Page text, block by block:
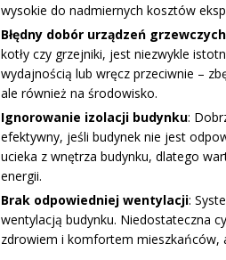
wysokie do nadmiernych kosztów
Błędny dobór urządzeń grzewczych
kotły czy grzejniki, jest niezwykle
wydajnością lub wręcz przeciwnie –
ale również na środowisko.
Ignorowanie izolacji budynku:
efektywny, jeśli budynek nie jest
ucieka z wnętrza budynku, dlatego
energii.
Brak odpowiedniej wentylacji:
wentylacją budynku. Niedostateczna
zdrowiem i komfortem mieszkańców,